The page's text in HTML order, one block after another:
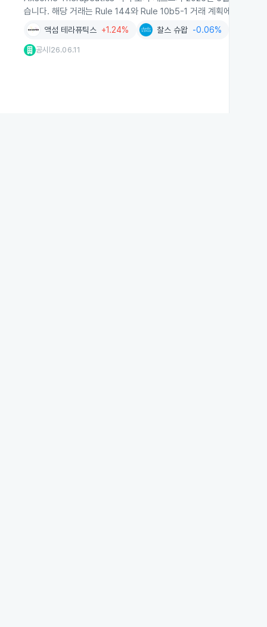
습니다. 해당 거래는 Rule 144와 Rule 10b5-1 거래 계획에 따라 진
액섬 테라퓨틱스 +1.24% 찰스 슈왑 -0.06%
공시 26.06.11